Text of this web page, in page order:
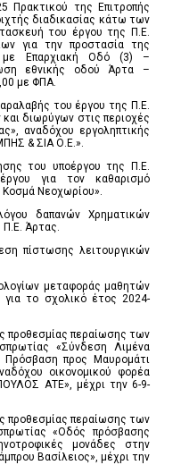
Πρακτικού της Επιτροπής
διαδικασίας κάτω των
του έργου της Π.Ε.
για την προστασία της
με Επαρχιακή Οδό (3) –
εθνικής οδού Άρτα –
με ΦΠΑ.
του έργου της Π.Ε.
διωρύγων στις περιοχές
αναδόχου εργοληπτικής
& ΣΙΑ Ο.Ε.».
του υποέργου της Π.Ε.
για τον καθαρισμό
Κοσμά Νεοχωρίου».
δαπανών Χρηματικών
Άρτας.
πίστωσης λειτουργικών
μεταφοράς μαθητών
το σχολικό έτος 2024-
προθεσμίας περαίωσης των
«Σύνδεση Λιμένα
προς Μαυρομάτι
οικονομικού φορέα
ΑΤΕ», μέχρι την 6-9-
προθεσμίας περαίωσης των
«Οδός πρόσβασης
μονάδες στην
Βασίλειος», μέχρι την